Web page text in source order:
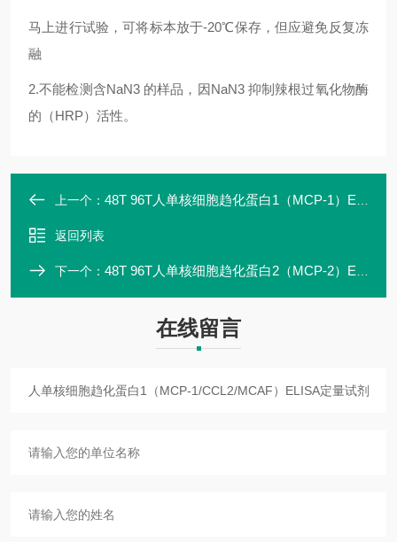
马上进行试验，可将标本放于-20℃保存，但应避免反复冻
融
2.不能检测含NaN3 的样品，因NaN3 抑制辣根过氧化物酶
的（HRP）活性。
上一个： 48T 96T人单核细胞趋化蛋白1（MCP-1）ELISA定量试剂盒ZK-00822
返回列表
下一个： 48T 96T人单核细胞趋化蛋白2（MCP-2）ELISA定量试剂盒专业研发
在线留言